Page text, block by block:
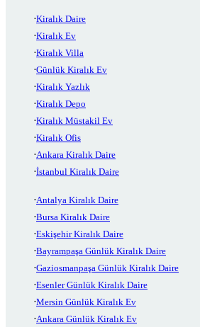
Kiralık Daire
Kiralık Ev
Kiralık Villa
Günlük Kiralık Ev
Kiralık Yazlık
Kiralık Depo
Kiralık Müstakil Ev
Kiralık Ofis
Ankara Kiralık Daire
İstanbul Kiralık Daire
Antalya Kiralık Daire
Bursa Kiralık Daire
Eskişehir Kiralık Daire
Bayrampaşa Günlük Kiralık Daire
Gaziosmanpaşa Günlük Kiralık Daire
Esenler Günlük Kiralık Daire
Mersin Günlük Kiralık Ev
Ankara Günlük Kiralık Ev